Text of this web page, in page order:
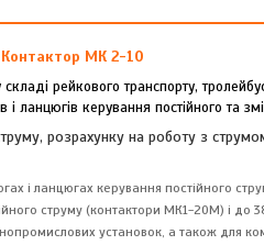
Контактор МК 2-10
рейкового транспорту,
ланцюгів керування постійного та
розрахунку на роботу з
і ланцюгах керування постійного
струму (контактори МК1-20М) і до
установок, а також для